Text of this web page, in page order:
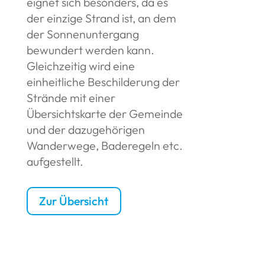
der einzige Strand ist, an dem
der Sonnenuntergang
bewundert werden kann.
Gleichzeitig wird eine
einheitliche Beschilderung der
Strände mit einer
Übersichtskarte der Gemeinde
und der dazugehörigen
Wanderwege, Baderegeln etc.
aufgestellt.
Zur Übersicht